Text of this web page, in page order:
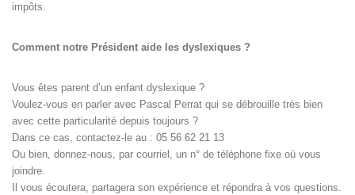
impôts.
Comment notre Président aide les dyslexiques ?
Vous êtes parent d’un enfant dyslexique ?
Voulez-vous en parler avec Pascal Perrat qui se débrouille très bien
avec cette particularité depuis toujours ?
Dans ce cas, contactez-le au : 05 56 62 21 13
Ou bien, donnez-nous, par courriel, un n° de téléphone fixe où vous
joindre.
Il vous écoutera, partagera son expérience et répondra à vos questions.